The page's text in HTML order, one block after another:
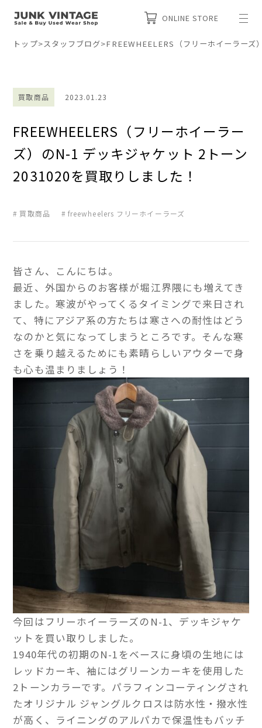
ONLINE STORE
トップ>スタッフブログ>FREEWHEELERS（フリーホイーラー
買取商品 2023.01.23
FREEWHEELERS（フリーホイーラー
ズ）のN-1 デッキジャケット 2トーン
2031020を買取りしました！
買取商品 freewheelers フリーホイーラーズ
皆さん、こんにちは。
最近、外国からのお客様が堀江界隈にも増えてき
ました。寒波がやってくるタイミングで来日され
て、特にアジア系の方たちは寒さへの耐性はどう
なのかと気になってしまうところです。そんな寒
さを乗り越えるためにも素晴らしいアウターで身
も心も温まりましょう！
今回はフリーホイーラーズのN-1、デッキジャケ
ットを買い取りしました。
1940年代の初期のN-1をベースに身頃の生地には
レッドカーキ、袖にはグリーンカーキを使用した
2トーンカラーです。パラフィンコーティングされ
たオリジナル ジャングルクロスは防水性・撥水性
が高く、ライニングのアルパカで保温性もバッチ